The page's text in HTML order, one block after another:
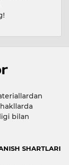
bilan
SHARTLARI